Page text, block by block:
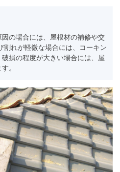
の場合には、屋根材の補修や交
れが軽微な場合には、コーキン
損の程度が大きい場合には、屋
。